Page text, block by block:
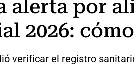
alerta por
2026:
verificar el registro